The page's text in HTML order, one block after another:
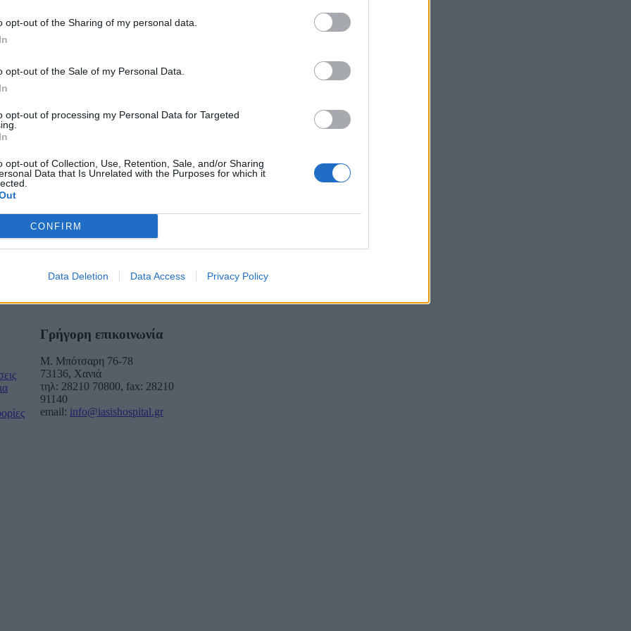
opt-out of the Sharing of my personal data.
opt-out of the Sale of my Personal Data.
opt-out of processing my Personal Data for Targeted
opt-out of Collection, Use, Retention, Sale, and/or Sharing
Data that Is Unrelated with the Purposes for which it
CONFIRM
Data Deletion Data Access Privacy Policy
και βαδίζει σε κυλιόμενο τάπητα
Bruce). Είναι εξέταση ανίχνευσης
και χρήσιμο εργαλείο παρακολούθησης
Επίσης χρησιμοποιείται στον έλεγχο
πίεσης στην άσκηση.
και διαφορετικές πληροφορίες
απόφαση για περαιτέρω διερεύνηση με
Γρήγορη επικοινωνία
Μ. Μπότσαρη 76-78
73136, Χανιά
τηλ: 28210 70800, fax: 28210
91140
email: info@iasishospital.gr